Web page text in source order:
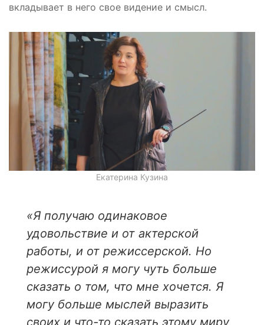
вкладывает в него свое видение и смысл.
Екатерина Кузина
«Я получаю одинаковое
удовольствие и от актерской
работы, и от режиссерской. Но
режиссурой я могу чуть больше
сказать о том, что мне хочется. Я
могу больше мыслей выразить
своих и что-то сказать этому миру